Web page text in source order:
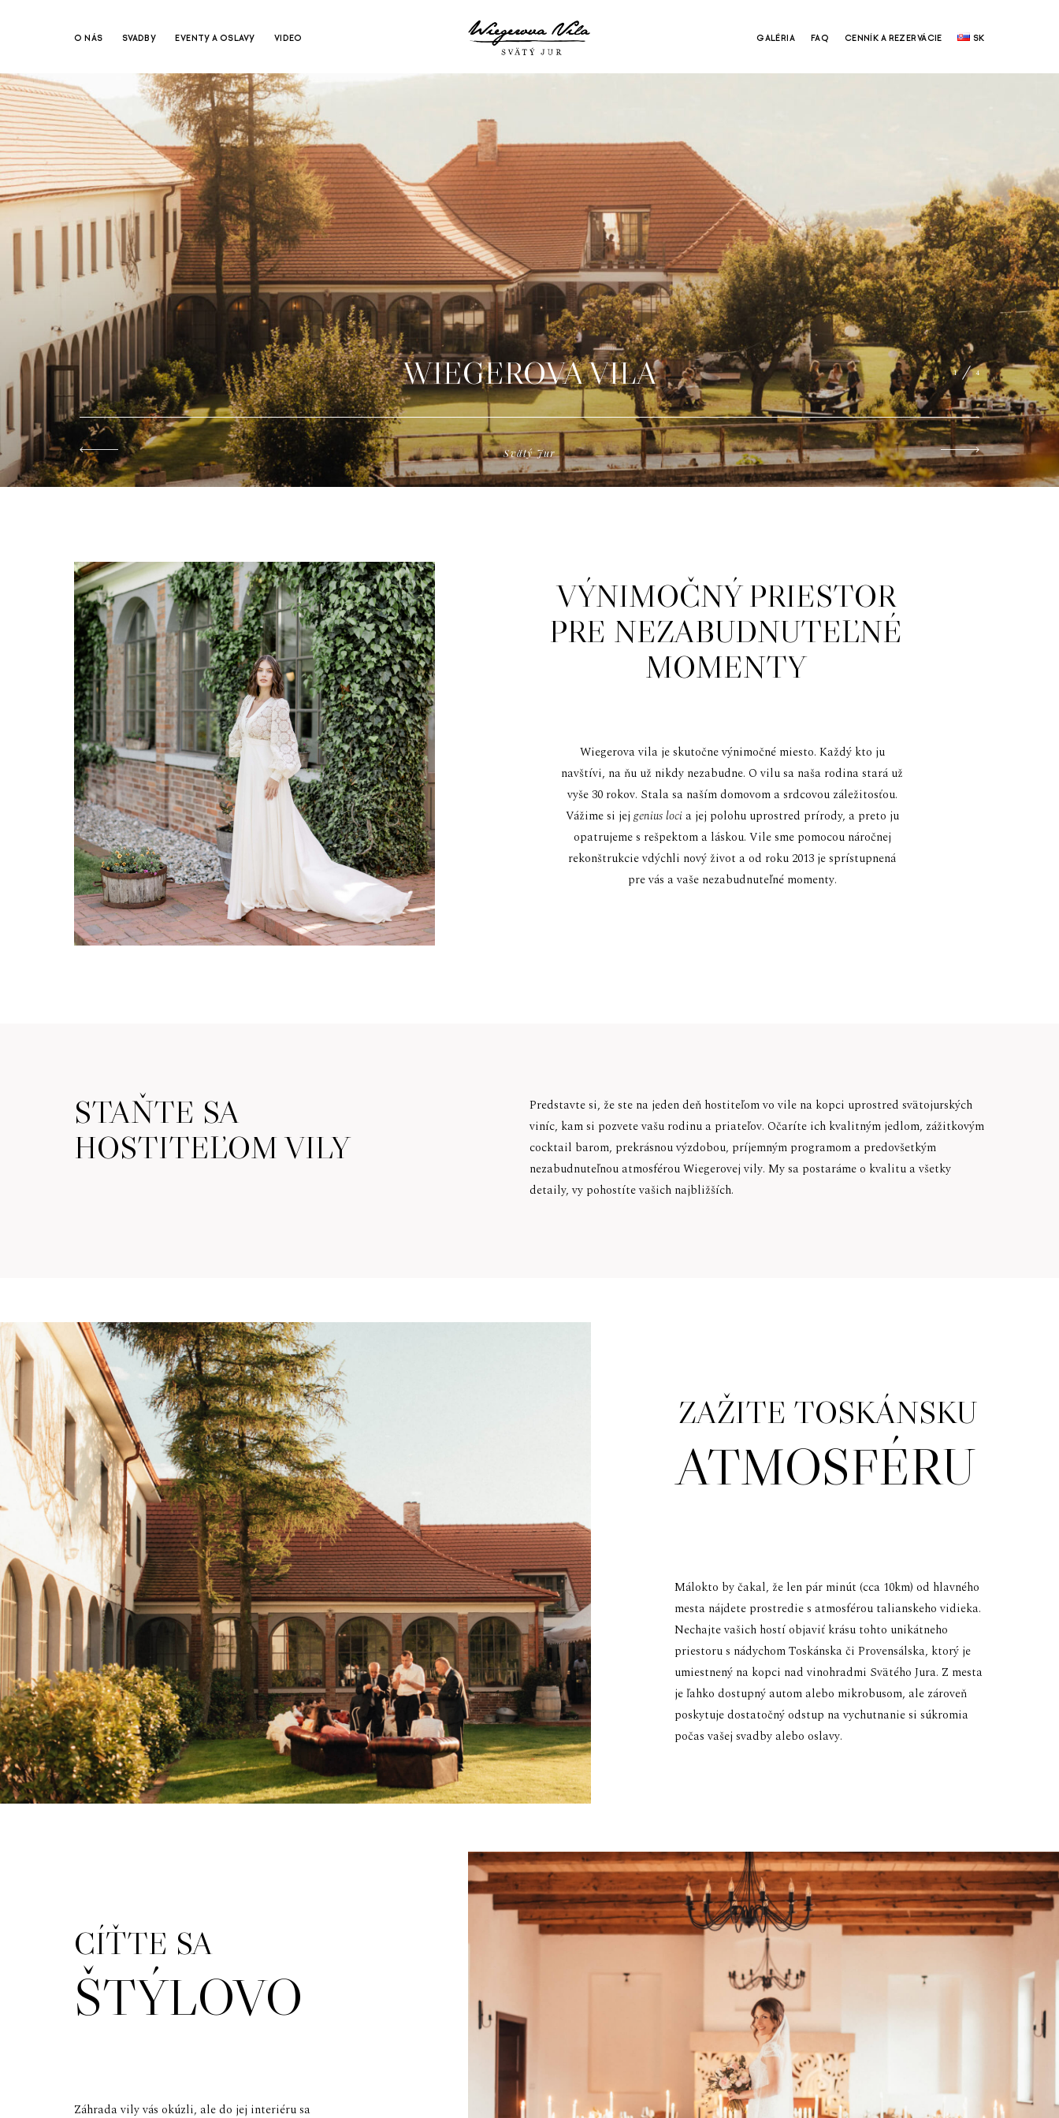
O NÁS SVADBY EVENTY A OSLAVY VIDEO GALÉRIA FAQ CENNÍK A REZERVÁCIE SK
WIEGEROVA VILA 1 4
Svätý Jur
VÝNIMOČNÝ PRIESTOR
PRE NEZABUDNUTEĽNÉ
MOMENTY
Wiegerova vila je skutočne výnimočné miesto. Každý kto ju
navštívi, na ňu už nikdy nezabudne. O vilu sa naša rodina stará už
vyše 30 rokov. Stala sa naším domovom a srdcovou záležitosťou.
Vážime si jej genius locia jej polohu uprostred prírody, a preto ju
opatrujeme s rešpektom a láskou. Vile sme pomocou náročnej
rekonštrukcie vdýchli nový život a od roku 2013 je sprístupnená
pre vás a vaše nezabudnuteľné momenty.
Predstavte si, že ste na jeden deň hostiteľom vo vile na kopci uprostred svätojurských
viníc, kam si pozvete vašu rodinu a priateľov. Očaríte ich kvalitným jedlom, zážitkovým
cocktail barom, prekrásnou výzdobou, príjemným programom a predovšetkým
nezabudnuteľnou atmosférou Wiegerovej vily. My sa postaráme o kvalitu a všetky
detaily, vy pohostíte vašich najbližších.
STAŇTE SA
HOSTITEĽOM VILY
ZAŽITE TOSKÁNSKU
ATMOSFÉRU
Málokto by čakal, že len pár minút (cca 10km) od hlavného
mesta nájdete prostredie s atmosférou talianskeho vidieka.
Nechajte vašich hostí objaviť krásu tohto unikátneho
priestoru s nádychom Toskánska či Provensálska, ktorý je
umiestnený na kopci nad vinohradmi Svätého Jura. Z mesta
je ľahko dostupný autom alebo mikrobusom, ale zároveň
poskytuje dostatočný odstup na vychutnanie si súkromia
počas vašej svadby alebo oslavy.
CÍŤTE SA
ŠTÝLOVO
Záhrada vily vás okúzli, ale do jej interiéru sa
EVENTY A OSLAVY
VIDEO
GALÉRIA
CENNÍK A REZERVÁCIE